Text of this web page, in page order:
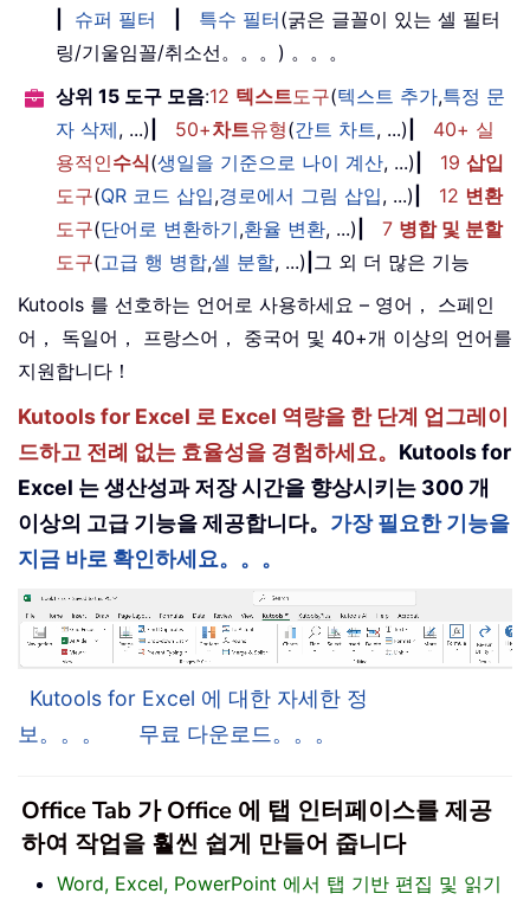
슈퍼 필터 특수 필터(굵은 글꼴이 있는 셀 필터
링/기울임꼴/취소선。。。) 。。。
상위 15 도구 모음:12 텍스트도구(텍스트 추가,특정 문
자 삭제, ...) 50+차트유형(간트 차트, ...)
40+ 실
용적인수식(생일을 기준으로 나이 계산, ...) 19 삽입
도구(QR 코드 삽입,경로에서 그림 삽입, ...) 12 변환
도구(단어로 변환하기,환율 변환, ...) 7 병합 및 분할
도구(고급 행 병합,셀 분할, ...) 그 외 더 많은 기능
Kutools 를 선호하는 언어로 사용하세요 – 영어， 스페인
어， 독일어， 프랑스어， 중국어 및 40+개 이상의 언어를
지원합니다！
Kutools for Excel 로 Excel 역량을 한 단계 업그레이
드하고 전례 없는 효율성을 경험하세요。 Kutools for
Excel 는 생산성과 저장 시간을 향상시키는 300 개
이상의 고급 기능을 제공합니다。 가장 필요한 기능을
지금 바로 확인하세요。。。
Kutools for Excel 에 대한 자세한 정
보。。。
무료 다운로드。。。
Office Tab 가 Office 에 탭 인터페이스를 제공
하여 작업을 훨씬 쉽게 만들어 줍니다
Word, Excel, PowerPoint 에서 탭 기반 편집 및 읽기